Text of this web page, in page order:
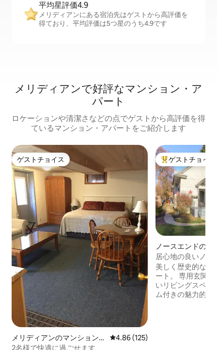
平均星評価4.9
メリディアンにある宿泊先はゲストから高評価を
得ており、平均評価は5つ星のうち4.9です
メリディアンで好評なマンション・ア
パート
ロケーションや清潔さなどの点でゲストから高評価を得
ているマンション・アパートをご紹介します
ゲストチョイス
ゲストチョイス
メリディアンのマンション・
アパート
レビュー125件、5つ星中4.86つ
4.86 (125)
2名様で快適に過ごせます
大好評のゲスト
ゲストチョイス
ノースエンドのマ
アパート
居心地の良いノー
イシのダウンタウ
美しく歴史的な家
ート。 専用玄関
いリビングスペー
ム付きの魅力的な